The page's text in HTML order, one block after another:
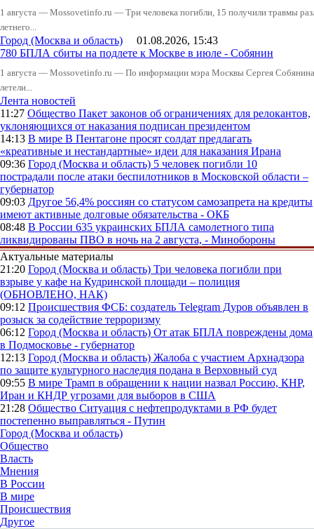
1 августа — Mossovetinfo.ru — Три человека погибли, 15 получили травмы
летнего...
Город (Москва и область) 01.08.2026, 15:43
780 БПЛА сбиты на подлете к Москве в июле - Собянин
1 августа — Mossovetinfo.ru — По информации мэра Москвы Сергея
летели...
Лента новостей
11:27 Общество Пакет законов об ограничениях для релокантов,
уклоняющихся от наказания подписан президентом
14:13 В мире В Пентагоне просят солдат предлагать
«креативные и нестандартные» идеи для наказания Ирана
09:36 Город (Москва и область) 5 человек погибли 10
пострадали после атаки беспилотников в Московской области –
губернатор
09:03 Другое 56,4% россиян со статусом самозапрета на кредиты
имеют активные долговые обязательства - ОКБ
08:48 В России 635 украинских БПЛА самолетного типа
ликвидированы ПВО в ночь на 2 августа, - Минобороны
Актуальные материалы
21:20 Город (Москва и область) Три человека погибли при
взрыве у кафе на Кудринской площади – полиция
(ОБНОВЛЕНО, НАК)
09:12 Происшествия ФСБ: создатель Telegram Дуров объявлен в
розыск за содействие терроризму
06:12 Город (Москва и область) От атак БПЛА повреждены дома
в Подмосковье - губернатор
12:13 Город (Москва и область) Жалоба с участием Архнадзора
по защите культурного наследия подана в Верховный суд
09:55 В мире Трамп в обращении к нации назвал Россию, КНР,
Иран и КНДР угрозами для выборов в США
21:28 Общество Ситуация с нефтепродуктами в РФ будет
постепенно выправляться - Путин
Город (Москва и область)
Общество
Власть
Мнения
В России
В мире
Происшествия
Другое